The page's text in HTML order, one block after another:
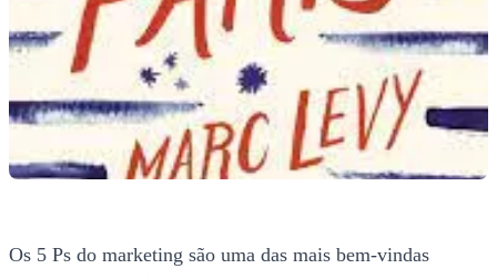
Os 5 Ps do marketing são uma das mais bem-vindas